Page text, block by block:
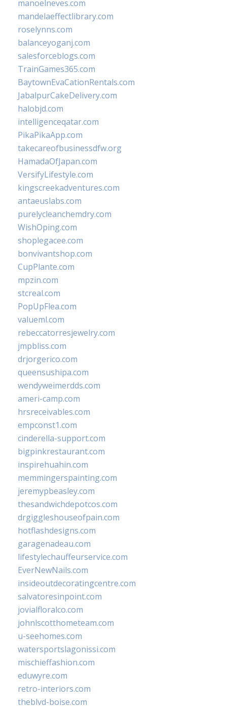
manoelneves.com
mandelaeffectlibrary.com
roselynns.com
balanceyoganj.com
salesforceblogs.com
TrainGames365.com
BaytownEvaCationRentals.com
JabalpurCakeDelivery.com
halobjd.com
intelligenceqatar.com
PikaPikaApp.com
takecareofbusinessdfw.org
HamadaOfJapan.com
VersifyLifestyle.com
kingscreekadventures.com
antaeuslabs.com
purelycleanchemdry.com
WishOping.com
shoplegacee.com
bonvivantshop.com
CupPlante.com
mpzin.com
stcreal.com
PopUpFlea.com
valueml.com
rebeccatorresjewelry.com
jmpbliss.com
drjorgerico.com
queensushipa.com
wendyweimerdds.com
ameri-camp.com
hrsreceivables.com
empconst1.com
cinderella-support.com
bigpinkrestaurant.com
inspirehuahin.com
memmingerspainting.com
jeremypbeasley.com
thesandwichdepotcos.com
drgiggleshouseofpain.com
hotflashdesigns.com
garagenadeau.com
lifestylechauffeurservice.com
EverNewNails.com
insideoutdecoratingcentre.com
salvatoresinpoint.com
jovialfloralco.com
johnlscotthometeam.com
u-seehomes.com
watersportslagonissi.com
mischieffashion.com
eduwyre.com
retro-interiors.com
theblvd-boise.com